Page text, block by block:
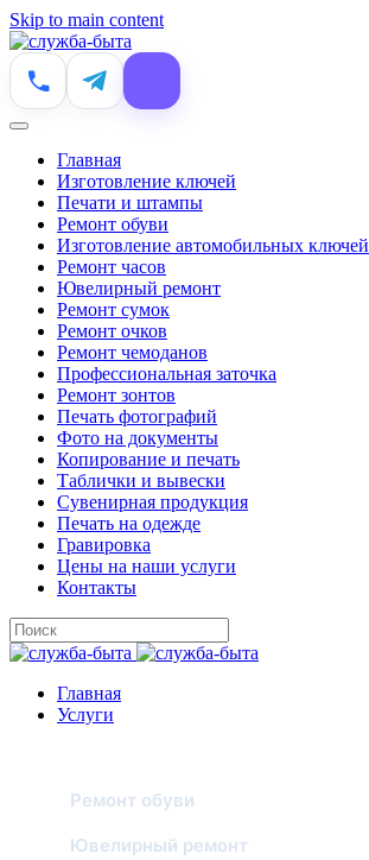
Skip to main content
Главная
Изготовление ключей
Печати и штампы
Ремонт обуви
Изготовление автомобильных ключей
Ремонт часов
Ювелирный ремонт
Ремонт сумок
Ремонт очков
Ремонт чемоданов
Профессиональная заточка
Ремонт зонтов
Печать фотографий
Фото на документы
Копирование и печать
Таблички и вывески
Сувенирная продукция
Печать на одежде
Гравировка
Цены на наши услуги
Контакты
Главная
Услуги
Ремонт обуви
Ювелирный ремонт